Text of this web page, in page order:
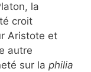
la
croit
Aristote et
autre
sur la philia